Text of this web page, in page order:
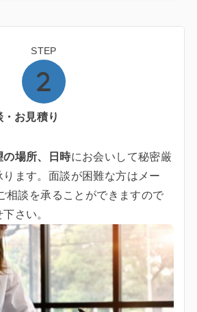
STEP
お見積り
の場所、日時にお会いして秘密厳
ます。面談が困難な方はメー
相談を承ることができますので
さい。